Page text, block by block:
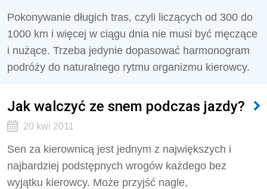
Pokonywanie długich tras, czyli liczących od 300 do
1000 km i więcej w ciągu dnia nie musi być męczące
i nużące. Trzeba jedynie dopasować harmonogram
podróży do naturalnego rytmu organizmu kierowcy.
Jak walczyć ze snem podczas jazdy?
20 kwi 2011
Sen za kierownicą jest jednym z największych i
najbardziej podstępnych wrogów każdego bez
wyjątku kierowcy. Może przyjść nagle,